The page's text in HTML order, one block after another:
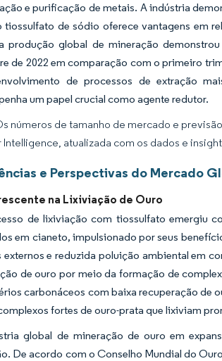
e purificação de metais. A indústria
tiossulfato de sódio oferece vantagens em
produção global de mineração
de 2022 em comparação com o primeiro
de processos de extração
um papel crucial como agente redutor.
números de tamanho de mercado e
Intelligence, atualizada com os dados e
e Perspectivas do Mercado
na Lixiviação de Ouro
de lixiviação com tiossulfato emergiu
em cianeto, impulsionado por seus
externos e reduzida poluição ambiental em
de ouro por meio da formação de
carbonáceos com baixa recuperação de
fortes de ouro-prata que lixiviam
global de mineração de ouro em
De acordo com o Conselho Mundial do